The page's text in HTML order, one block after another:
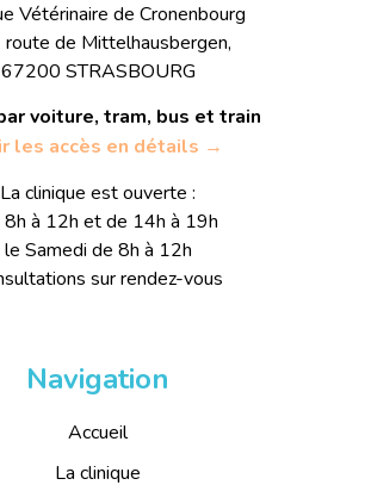
Vétérinaire de Cronenbourg
de Mittelhausbergen,
67200 STRASBOURG
voiture, tram, bus et train
les accès en détails →
La clinique est ouverte :
8h à 12h et de 14h à 19h
le Samedi de 8h à 12h
sur rendez-vous
Navigation
Accueil
La clinique